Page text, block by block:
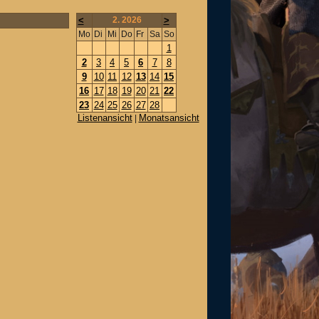
< 2. 2026 >
Mo Di Mi Do Fr Sa So
1
2
3 4 5 6 7
8
9
10 11 12 13 14 15
16 17 18 19 20 21 22
23 24 25 26 27 28
Listenansicht| Monatsansicht